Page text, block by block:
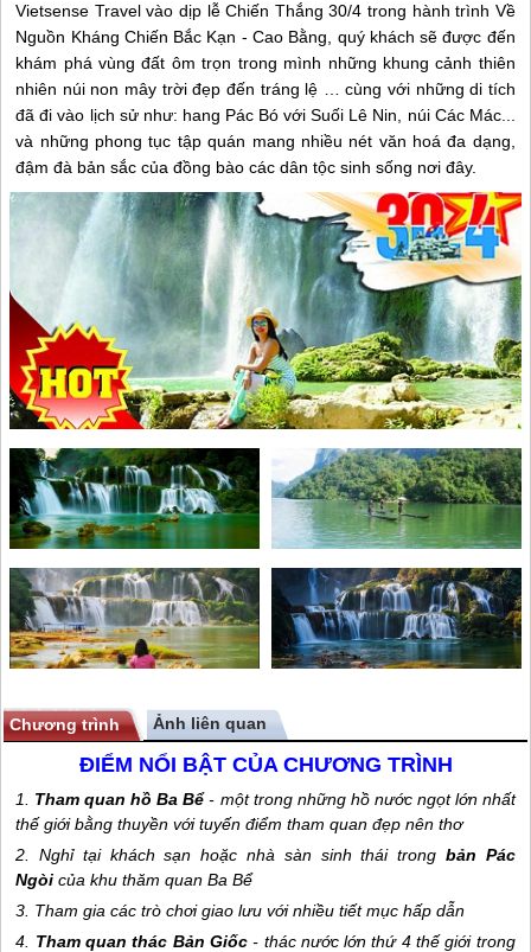
Vietsense Travel vào dịp lễ Chiến Thắng 30/4 trong hành trình Về
Nguồn Kháng Chiến Bắc Kạn - Cao Bằng, quý khách sẽ được đến
khám phá vùng đất ôm trọn trong mình những khung cảnh thiên
nhiên núi non mây trời đẹp đến tráng lệ … cùng với những di tích
đã đi vào lịch sử như: hang Pác Bó với Suối Lê Nin, núi Các Mác...
và những phong tục tập quán mang nhiều nét văn hoá đa dạng,
đậm đà bản sắc của đồng bào các dân tộc sinh sống nơi đây.
Chương trình Ảnh liên quan
ĐIỂM NỔI BẬT CỦA CHƯƠNG TRÌNH
1. Tham quan hồ Ba Bể- một trong những hồ nước ngọt lớn nhất
thế giới bằng thuyền với tuyến điểm tham quan đẹp nên thơ
2. Nghỉ tại khách sạn hoặc nhà sàn sinh thái trong bản Pác
Ngòi của khu thăm quan Ba Bể
3. Tham gia các trò chơi giao lưu với nhiều tiết mục hấp dẫn
4. Tham quan thác Bản Giốc- thác nước lớn thứ 4 thế giới trong